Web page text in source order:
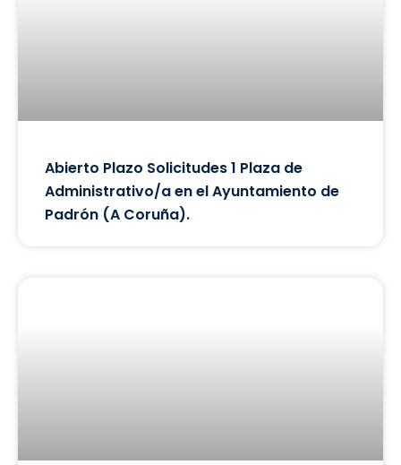
Abierto Plazo Solicitudes 1 Plaza de
Administrativo/a en el Ayuntamiento de
Padrón (A Coruña).